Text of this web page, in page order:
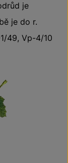
je
je do r.
49, Vp-4/10